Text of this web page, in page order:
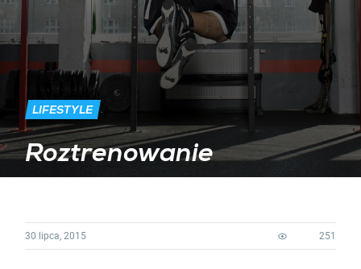
LIFESTYLE
Roztrenowanie
30 lipca, 2015 251